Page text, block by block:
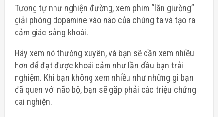
Tương tự như nghiện đường, xem phim “lăn giường”
giải phóng dopamine vào não của chúng ta và tạo ra
cảm giác sảng khoái.
Hãy xem nó thường xuyên, và bạn sẽ cần xem nhiều
hơn để đạt được khoái cảm như lần đầu bạn trải
nghiệm. Khi bạn không xem nhiều như những gì bạn
đã quen với não bộ, bạn sẽ gặp phải các triệu chứng
cai nghiện.